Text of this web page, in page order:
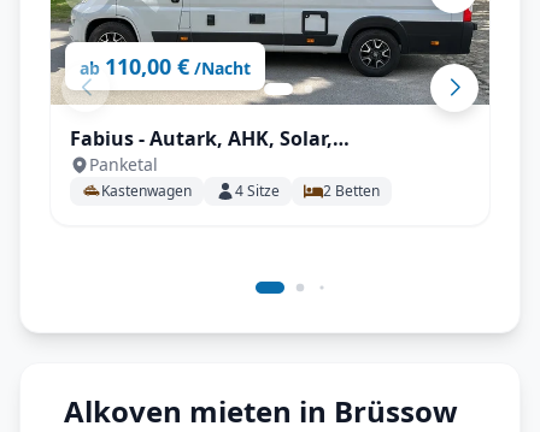
ab 110,00 € /Nacht
Fabius - Autark, AHK, Solar,
Fahrradträger, Markise, Campingsset
uvm.
Panketal
Kastenwagen 4Sitze 2 Betten
Alkoven mieten in Brüssow